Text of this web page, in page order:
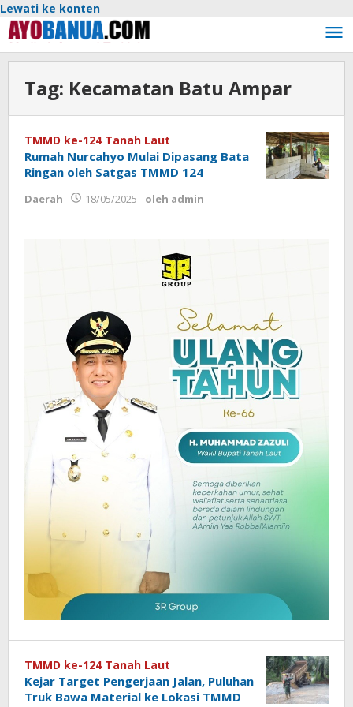
Lewati ke konten
Tag: Kecamatan Batu Ampar
TMMD ke-124 Tanah Laut
Rumah Nurcahyo Mulai Dipasang Bata
Ringan oleh Satgas TMMD 124
Daerah 18/05/2025 oleh admin
TMMD ke-124 Tanah Laut
Kejar Target Pengerjaan Jalan, Puluhan
Truk Bawa Material ke Lokasi TMMD